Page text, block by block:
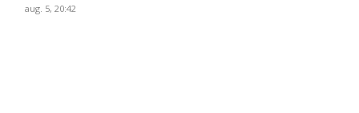
aug. 5, 20:42